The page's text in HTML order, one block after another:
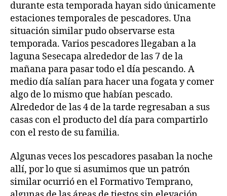
durante esta temporada hayan sido únicamente
estaciones temporales de pescadores. Una
situación similar pudo observarse esta
temporada. Varios pescadores llegaban a la
laguna Sesecapa alrededor de las 7 de la
mañana para pasar todo el día pescando. A
medio día salían para hacer una fogata y comer
algo de lo mismo que habían pescado.
Alrededor de las 4 de la tarde regresaban a sus
casas con el producto del día para compartirlo
con el resto de su familia.
Algunas veces los pescadores pasaban la noche
allí, por lo que si asumimos que un patrón
similar ocurrió en el Formativo Temprano,